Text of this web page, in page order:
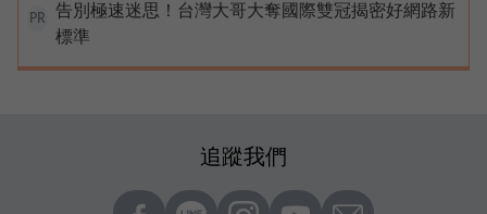
PR
告別極速迷思！台灣大哥大奪國際雙冠揭密好網路新
標準
追蹤我們